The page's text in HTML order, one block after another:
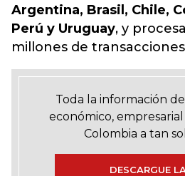
Argentina, Brasil, Chile,
Perú y Uruguay, y
millones de
Toda la información
económico,
Colombia a tan
DESCARGUE